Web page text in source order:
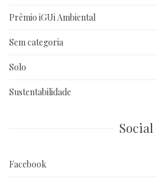
Prêmio iGUi Ambiental
Sem categoria
Solo
Sustentabilidade
Social
Facebook